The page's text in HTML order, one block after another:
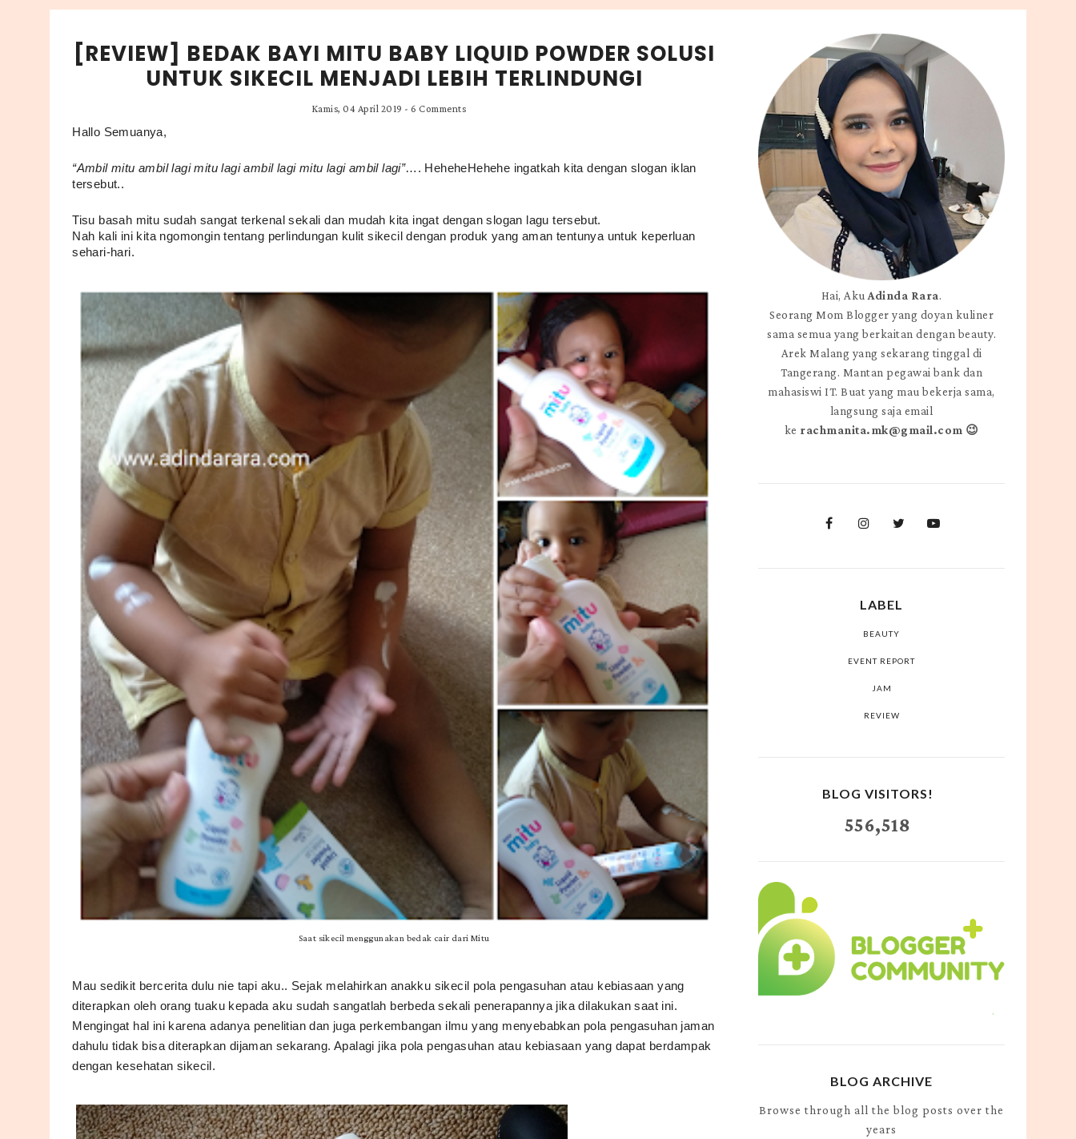
[REVIEW] BEDAK BAYI MITU BABY LIQUID POWDER SOLUSI
UNTUK SIKECIL MENJADI LEBIH TERLINDUNGI
Kamis, 04 April 2019 - 6 Comments
Hallo Semuanya,
“Ambil mitu ambil lagi mitu lagi ambil lagi mitu lagi ambil lagi”…. HeheheHehehe ingatkah kita dengan slogan iklan
tersebut..
Tisu basah mitu sudah sangat terkenal sekali dan mudah kita ingat dengan slogan lagu tersebut.
Nah kali ini kita ngomongin tentang perlindungan kulit sikecil dengan produk yang aman tentunya untuk keperluan
sehari-hari.
Saat sikecil menggunakan bedak cair dari Mitu
Mau sedikit bercerita dulu nie tapi aku.. Sejak melahirkan anakku sikecil pola pengasuhan atau kebiasaan yang
diterapkan oleh orang tuaku kepada aku sudah sangatlah berbeda sekali penerapannya jika dilakukan saat ini.
Mengingat hal ini karena adanya penelitian dan juga perkembangan ilmu yang menyebabkan pola pengasuhan jaman
dahulu tidak bisa diterapkan dijaman sekarang. Apalagi jika pola pengasuhan atau kebiasaan yang dapat berdampak
dengan kesehatan sikecil.
Hai, AkuAdinda Rara.
Seorang Mom Blogger yang doyan kuliner
sama semua yang berkaitan dengan beauty.
Arek Malang yang sekarang tinggal di
Tangerang. Mantan pegawai bank dan
mahasiswi IT. Buat yang mau bekerja sama,
langsung saja email
ke rachmanita.mk@gmail.com 😉
LABEL
BEAUTY
EVENT REPORT
JAM
REVIEW
BLOG VISITORS!
556,518
BLOG ARCHIVE
Browse through all the blog posts over the
years